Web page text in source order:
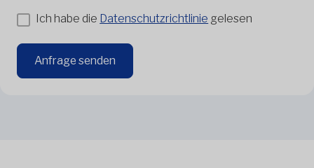
Ich habe die Datenschutzrichtlinie gelesen
Anfrage senden